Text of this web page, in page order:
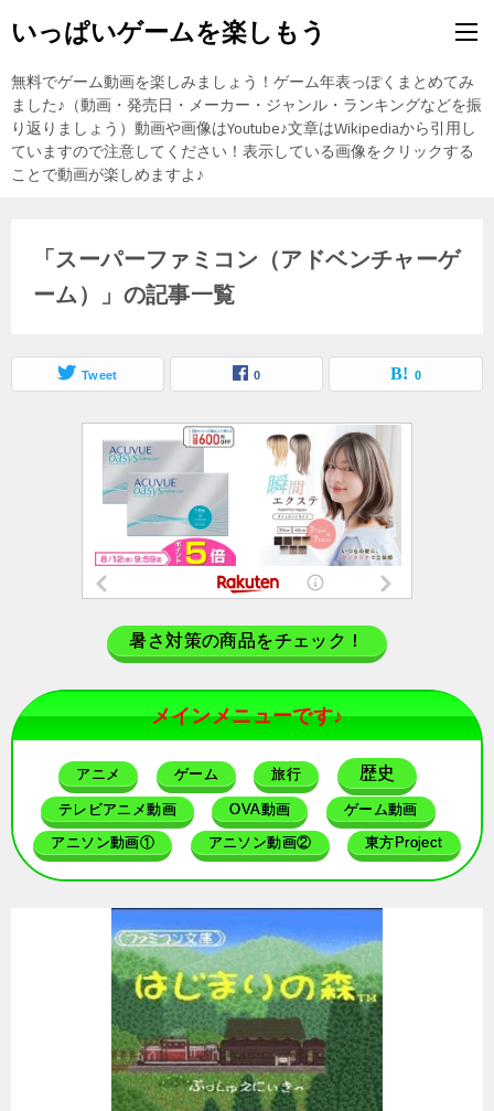
いっぱいゲームを楽しもう
無料でゲーム動画を楽しみましょう！ゲーム年表っぽくまとめてみ
ました♪（動画・発売日・メーカー・ジャンル・ランキングなどを振
り返りましょう）動画や画像はYoutube♪文章はWikipediaから引用し
ていますので注意してください！表示している画像をクリックする
ことで動画が楽しめますよ♪
「スーパーファミコン（アドベンチャーゲ
ーム）」の記事一覧
Tweet 0 0
暑さ対策の商品をチェック！
メインメニューです♪
アニメ ゲーム 旅行 歴史
テレビアニメ動画 OVA動画 ゲーム動画
アニソン動画① アニソン動画② 東方Project